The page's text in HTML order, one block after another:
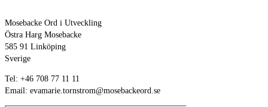
Mosebacke Ord i Utveckling
Östra Harg Mosebacke
585 91 Linköping
Sverige
Tel: +46 708 77 11 11
Email: evamarie.tornstrom@mosebackeord.se